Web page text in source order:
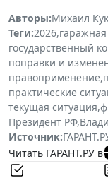
Авторы:Михаил
Теги:2026,
государственный
поправки и
правоприменение,
практические
текущая ситуация,
Президент РФ,
Источник:
Читать ГАРАНТ.РУ в